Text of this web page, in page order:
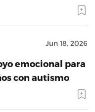
Jun 18, 2026
emocional para
con autismo